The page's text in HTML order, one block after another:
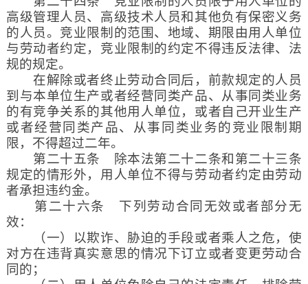
高级管理人员、高级技术人员和其他负有保密义务
的人员。竞业限制的范围、地域、期限由用人单位
与劳动者约定，竞业限制的约定不得违反法律、法
规的规定。
在解除或者终止劳动合同后，前款规定的人员
到与本单位生产或者经营同类产品、从事同类业务
的有竞争关系的其他用人单位，或者自己开业生产
或者经营同类产品、从事同类业务的竞业限制期
限，不得超过二年。
第二十五条 除本法第二十二条和第二十三条
规定的情形外，用人单位不得与劳动者约定由劳动
者承担违约金。
第二十六条 下列劳动合同无效或者部分无
效：
（一）以欺诈、胁迫的手段或者乘人之危，使
对方在违背真实意思的情况下订立或者变更劳动合
同的；